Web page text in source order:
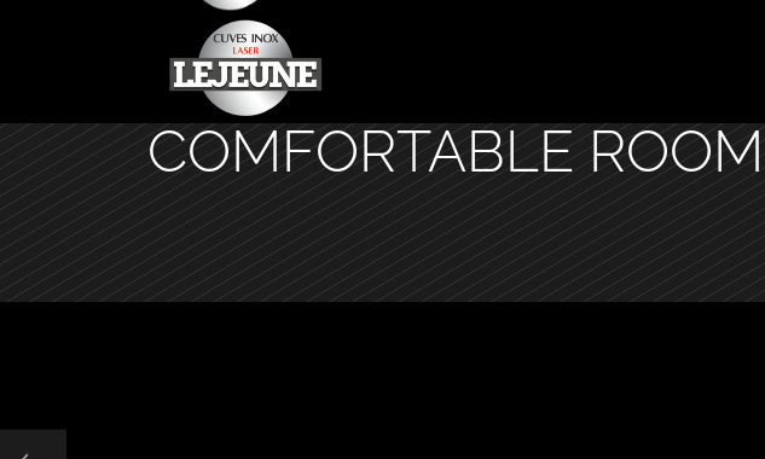
COMFORTABLE ROOM